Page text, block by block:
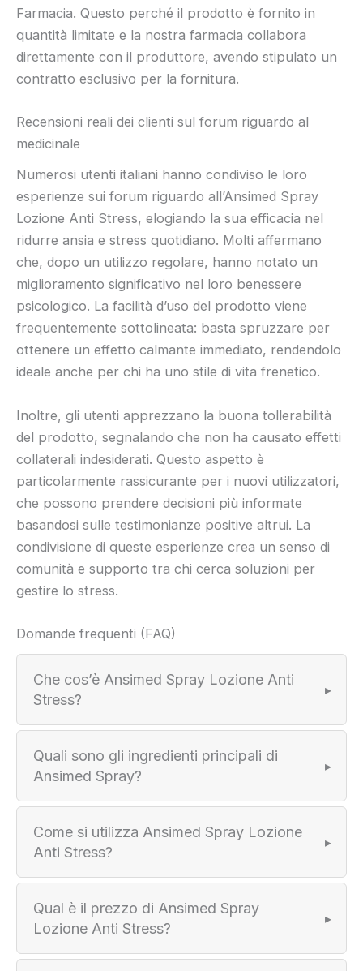
Farmacia. Questo perché il prodotto è fornito in
quantità limitate e la nostra farmacia collabora
direttamente con il produttore, avendo stipulato un
contratto esclusivo per la fornitura.
Recensioni reali dei clienti sul forum riguardo al
medicinale
Numerosi utenti italiani hanno condiviso le loro
esperienze sui forum riguardo all’Ansimed Spray
Lozione Anti Stress, elogiando la sua efficacia nel
ridurre ansia e stress quotidiano. Molti affermano
che, dopo un utilizzo regolare, hanno notato un
miglioramento significativo nel loro benessere
psicologico. La facilità d’uso del prodotto viene
frequentemente sottolineata: basta spruzzare per
ottenere un effetto calmante immediato, rendendolo
ideale anche per chi ha uno stile di vita frenetico.
Inoltre, gli utenti apprezzano la buona tollerabilità
del prodotto, segnalando che non ha causato effetti
collaterali indesiderati. Questo aspetto è
particolarmente rassicurante per i nuovi utilizzatori,
che possono prendere decisioni più informate
basandosi sulle testimonianze positive altrui. La
condivisione di queste esperienze crea un senso di
comunità e supporto tra chi cerca soluzioni per
gestire lo stress.
Domande frequenti (FAQ)
Che cos’è Ansimed Spray Lozione Anti
Stress?
Quali sono gli ingredienti principali di
Ansimed Spray?
Come si utilizza Ansimed Spray Lozione
Anti Stress?
Qual è il prezzo di Ansimed Spray
Lozione Anti Stress?